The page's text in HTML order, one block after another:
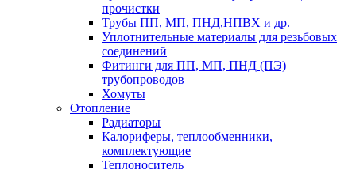
прочистки
Трубы ПП, МП, ПНД,НПВХ и др.
Уплотнительные материалы для резьбовых
соединений
Фитинги для ПП, МП, ПНД (ПЭ)
трубопроводов
Хомуты
Отопление
Радиаторы
Калориферы, теплообменники,
комплектующие
Теплоноситель